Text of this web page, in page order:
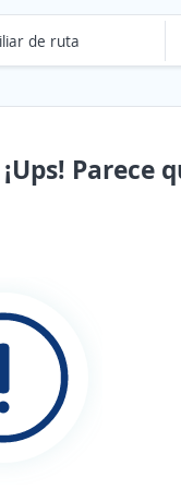
¡Ups! Parece